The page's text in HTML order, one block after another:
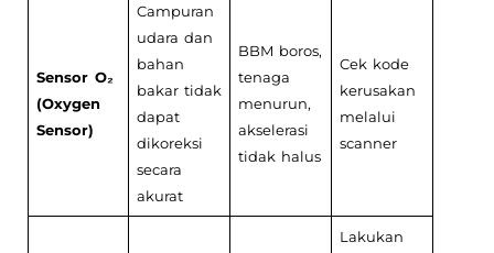
Sensor O₂
(Oxygen
Sensor)
Campuran
udara dan
bahan
bakar tidak
dapat
dikoreksi
secara
akurat
BBM boros,
tenaga
menurun,
akselerasi
tidak halus
Cek kode
kerusakan
melalui
scanner
Lakukan